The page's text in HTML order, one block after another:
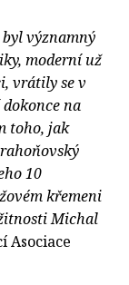
významný
moderní už
vrátily se v
na
toho, jak
10
křemeni
Michal
Asociace